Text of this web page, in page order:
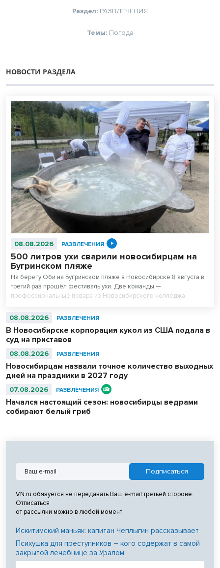
Раздел: РАЗВЛЕЧЕНИЯ
Темы: Погода
НОВОСТИ РАЗДЕЛА
08.08.2026 РАЗВЛЕЧЕНИЯ
500 литров ухи сварили новосибирцам на
Бугринском пляже
На берегу Оби на Бугринском пляже в Новосибирске 8 августа в
третий раз прошёл фестиваль ухи. Две команды —
профессиональные повара из Новосибирского колледжа
приготовления очередь отдыхающих на пляже выстроилась за
08.08.2026 РАЗВЛЕЧЕНИЯ
В Новосибирске корпорация кукол из США подала в
суд на приставов
08.08.2026 РАЗВЛЕЧЕНИЯ
Новосибирцам назвали точное количество выходных
дней на праздники в 2027 году
07.08.2026 РАЗВЛЕЧЕНИЯ
Начался настоящий сезон: новосибирцы ведрами
собирают белый гриб
VN.ru обязуется не передавать Ваш e-mail третьей стороне.
Отписаться
от рассылки можно в любой момент
Искитимский маньяк: капитан Чеплыгин рассказывает
Психушка для преступников – кого содержат в самой
закрытой лечебнице за Уралом